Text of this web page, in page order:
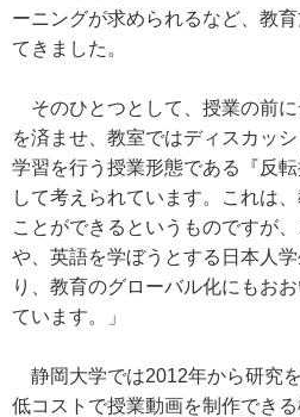
ーニングが求められるなど、教
てきました。
そのひとつとして、授業の前
を済ませ、教室ではディスカッ
学習を行う授業形態である『反
して考えられています。これは
ことができるというものですが
や、英語を学ぼうとする日本人
り、教育のグローバル化にもお
ています。」
静岡大学では2012年から研究
低コストで授業動画を制作でき